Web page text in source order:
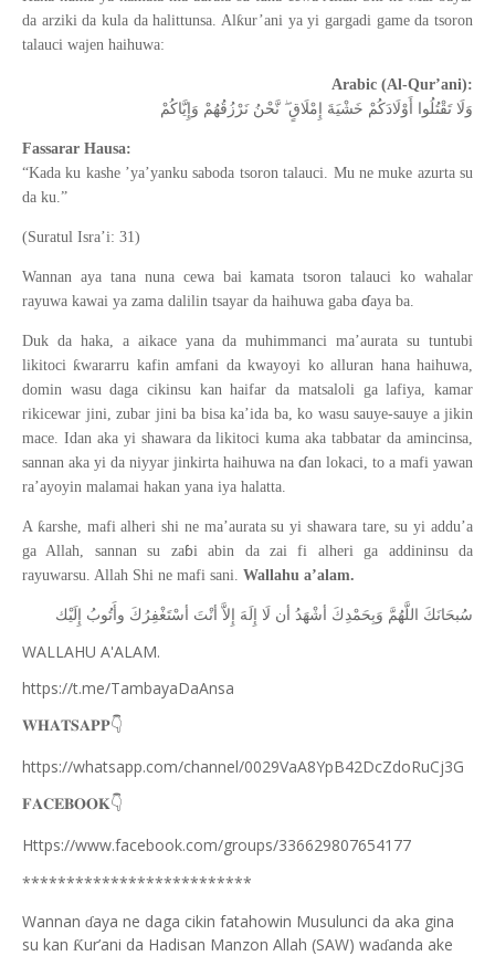
da arziki da kula da halittunsa. Alƙur’ani ya yi gargadi game da tsoron
talauci wajen haihuwa:
Arabic (Al-Qur’ani):
وَلَا تَقْتُلُوا أَوْلَادَكُمْ خَشْيَةَ إِمْلَاقٍ ۖ نَّحْنُ نَرْزُقُهُمْ وَإِيَّاكُمْ
Fassarar Hausa:
“Kada ku kashe ’ya’yanku saboda tsoron talauci. Mu ne muke azurta su
da ku.”
(Suratul Isra’i: 31)
Wannan aya tana nuna cewa bai kamata tsoron talauci ko wahalar
rayuwa kawai ya zama dalilin tsayar da haihuwa gaba ɗaya ba.
Duk da haka, a aikace yana da muhimmanci ma’aurata su tuntubi
likitociƙwararru kafin amfani da kwayoyi ko alluran hana haihuwa,
domin wasu daga cikinsu kan haifar da matsaloli ga lafiya, kamar
rikicewar jini, zubar jini ba bisa ka’ida ba, ko wasu sauye-sauye a jikin
mace. Idan aka yi shawara da likitoci kuma aka tabbatar da amincinsa,
sannan aka yi da niyyar jinkirta haihuwa na ɗan lokaci, to a mafi yawan
ra’ayoyin malamai hakan yana iya halatta.
A ƙarshe, mafi alheri shi ne ma’aurata su yi shawara tare, su yi addu’a
ga Allah, sannan su zaɓi abin da zai fi alheri ga addininsu da
rayuwarsu. Allah Shi ne mafi sani. Wallahu a’alam.
ﺳُﺒﺤَﺎﻧَﻚَ ﺍﻟﻠَّﻬُﻢَّ ﻭَﺑِﺤَﻤْﺪِﻙَ ﺃﺷْﻬَﺪُ ﺃﻥ ﻟَﺎ ﺇِﻟَﻪَ ﺇِﻻَّ ﺃﻧْﺖَ ﺃﺳْﺘَﻐْﻔِﺮُﻙَ ﻭﺃَﺗُﻮﺏُ ﺇِﻟَﻴْﻚ
WALLAHU A'ALAM.
https://t.me/TambayaDaAnsa
𝐖𝐇𝐀𝐓𝐒𝐀𝐏𝐏👇
https://whatsapp.com/channel/0029VaA8YpB42DcZdoRuCj3G
𝐅𝐀𝐂𝐄𝐁𝐎𝐎𝐊👇
Https://www.facebook.com/groups/336629807654177
**************************
Wannan ɗaya ne daga cikin fatahowin Musulunci da aka gina
su kan Ƙur’ani da Hadisan Manzon Allah (SAW) waɗanda ake